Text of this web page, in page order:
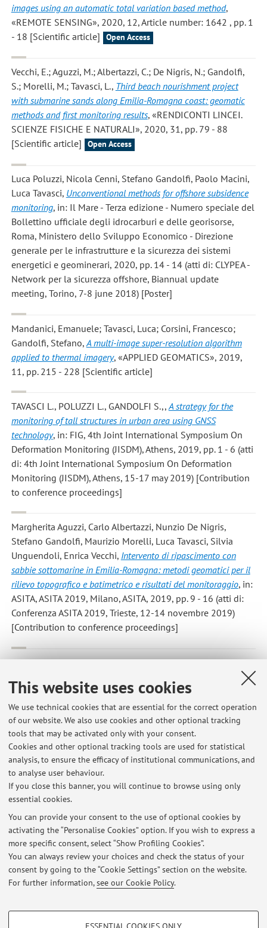
This website uses cookies
We use technical cookies that are essential for the correct operation
of our website. We also use cookies and other optional tracking
tools that may be activated only with your consent.
Cookies and other optional tracking tools are used for statistical
analysis, to ensure the efficacy of institutional communications, and
to analyse user behaviour.
If you close this banner, you will continue to browse using only
essential cookies.
You can provide your consent to the use of optional cookies by
activating the “Personalise Cookies” option. If you wish to express a
more specific consent, select “Show Profiling Cookies”.
You can always review your choices and check the status of your
consent by going to the “Cookie Settings” section on the website.
For further information,see our Cookie Policy.
PROFILING COOKIES - OPTIONAL
images using an automatic total variation based method,
«REMOTE SENSING», 2020, 12, Article number: 1642 , pp. 1
- 18 [Scientific article]
Open Access
Vecchi, E.; Aguzzi, M.; Albertazzi, C.; De Nigris, N.; Gandolfi,
S.; Morelli, M.; Tavasci, L., Third beach nourishment project
with submarine sands along Emilia-Romagna coast: geomatic
methods and first monitoring results, «RENDICONTI LINCEI.
SCIENZE FISICHE E NATURALI», 2020, 31, pp. 79 - 88
[Scientific article]
Open Access
Luca Poluzzi, Nicola Cenni, Stefano Gandolfi, Paolo Macini,
Luca Tavasci, Unconventional methods for offshore subsidence
monitoring, in: Il Mare - Terza edizione - Numero speciale del
Bollettino ufficiale degli idrocarburi e delle georisorse,
Roma, Ministero dello Sviluppo Economico - Direzione
generale per le infrastrutture e la sicurezza dei sistemi
energetici e geominerari, 2020, pp. 14 - 14 (atti di: CLYPEA -
Network per la sicurezza offshore, Biannual update
meeting, Torino, 7-8 june 2018) [Poster]
Mandanici, Emanuele; Tavasci, Luca; Corsini, Francesco;
Gandolfi, Stefano, A multi-image super-resolution algorithm
applied to thermal imagery, «APPLIED GEOMATICS», 2019,
11, pp. 215 - 228 [Scientific article]
TAVASCI L., POLUZZI L., GANDOLFI S.,,A strategy for the
monitoring of tall structures in urban area using GNSS
technology, in: FIG, 4th Joint International Symposium On
Deformation Monitoring (JISDM), Athens, 2019, pp. 1 - 6 (atti
di: 4th Joint International Symposium On Deformation
Monitoring (JISDM), Athens, 15-17 may 2019) [Contribution
to conference proceedings]
Margherita Aguzzi, Carlo Albertazzi, Nunzio De Nigris,
Stefano Gandolfi, Maurizio Morelli, Luca Tavasci, Silvia
Unguendoli, Enrica Vecchi, Intervento di ripascimento con
sabbie sottomarine in Emilia-Romagna: metodi geomatici per il
rilievo topografico e batimetrico e risultati del monitoraggio, in:
ASITA, ASITA 2019, Milano, ASITA, 2019, pp. 9 - 16 (atti di:
Conferenza ASITA 2019, Trieste, 12-14 novembre 2019)
[Contribution to conference proceedings]
Nunzio De Nigris, Maurizio Morelli, Stefano Gandolfi, Enrica
La Rete geodetica costiera integrata per la gestione della
costa, «ECOSCIENZA», 2019, 6, pp. 58 - 59 [Scientific article]
1 2 3 4
Publications prior to 2004
Latest news
Google Scholar
Published on: September 28 2012